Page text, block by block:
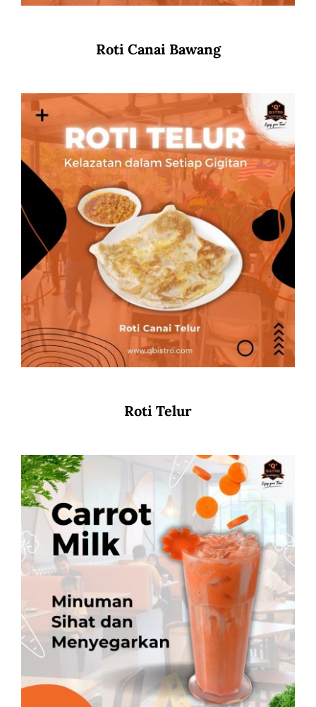
Roti Canai Bawang
Roti Telur